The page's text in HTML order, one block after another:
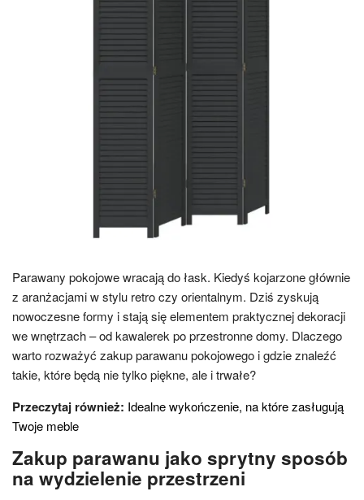
Parawany pokojowe wracają do łask. Kiedyś kojarzone głównie
z aranżacjami w stylu retro czy orientalnym. Dziś zyskują
nowoczesne formy i stają się elementem praktycznej dekoracji
we wnętrzach – od kawalerek po przestronne domy. Dlaczego
warto rozważyć zakup parawanu pokojowego i gdzie znaleźć
takie, które będą nie tylko piękne, ale i trwałe?
Przeczytaj również: Idealne wykończenie, na które zasługują
Twoje meble
Zakup parawanu jako sprytny sposób
na wydzielenie przestrzeni